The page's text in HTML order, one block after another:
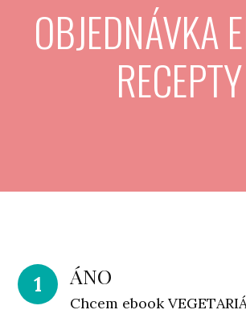
OBJEDNÁVKA
RECEPTY
1 ÁNO
Chcem ebook